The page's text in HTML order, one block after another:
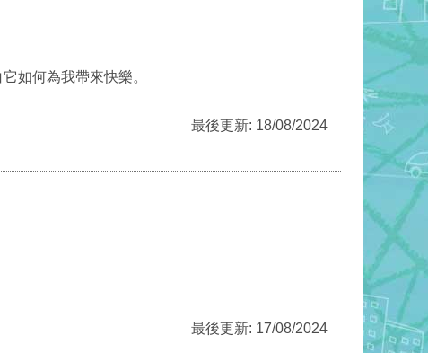
如何為我帶來快樂。
最後更新: 18/08/2024
最後更新: 17/08/2024